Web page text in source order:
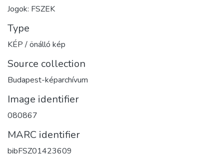
Jogok: FSZEK
Type
KÉP / önálló kép
Source collection
Budapest-képarchívum
Image identifier
080867
MARC identifier
bibFSZ01423609